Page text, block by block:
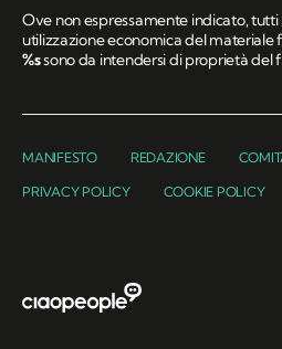
Ove non espressamente indicato,
utilizzazione economica del
%ssono da intendersi di proprietà del
MANIFESTO REDAZIONE
PRIVACY POLICY COOKIE POLICY